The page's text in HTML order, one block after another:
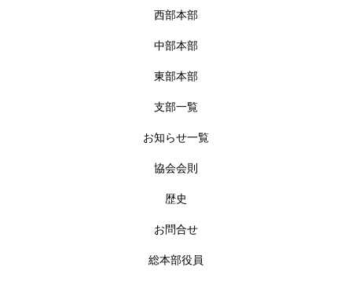
西部本部
中部本部
東部本部
支部一覧
お知らせ一覧
協会会則
歴史
お問合せ
総本部役員